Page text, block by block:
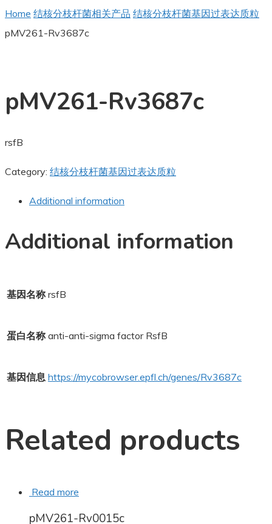
Home 结核分枝杆菌相关产品 结核分枝杆菌基因过表达质粒
pMV261-Rv3687c
pMV261-Rv3687c
rsfB
Category: 结核分枝杆菌基因过表达质粒
Additional information
Additional information
基因名称 rsfB
蛋白名称 anti-anti-sigma factor RsfB
基因信息 https://mycobrowser.epfl.ch/genes/Rv3687c
Related products
Read more
pMV261-Rv0015c